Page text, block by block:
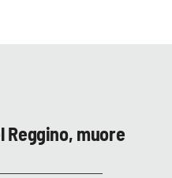
Reggino, muore